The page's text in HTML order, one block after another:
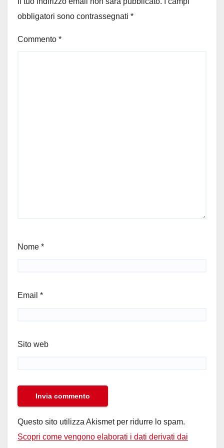
obbligatori sono contrassegnati *
Commento *
Nome *
Email *
Sito web
Questo sito utilizza Akismet per ridurre lo spam.
Scopri come vengono elaborati i dati derivati dai